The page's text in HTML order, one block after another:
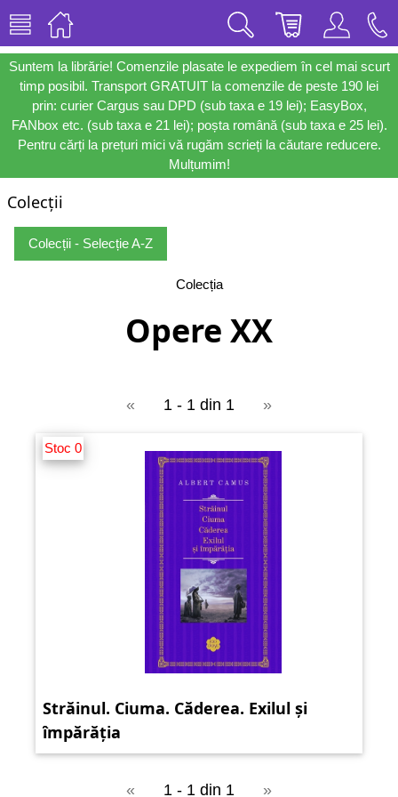
Suntem la librărie! Comenzile plasate le expediem în cel mai scurt
timp posibil. Transport GRATUIT la comenzile de peste 190 lei
prin: curier Cargus sau DPD (sub taxa e 19 lei); EasyBox,
FANbox etc. (sub taxa e 21 lei); poșta română (sub taxa e 25 lei).
Pentru cărți la prețuri mici vă rugăm scrieți la căutare reducere.
Mulțumim!
Colecții
Colecții - Selecție A-Z
Colecția
Opere XX
« 1 - 1 din 1 »
Stoc 0
Străinul. Ciuma. Căderea. Exilul și
împărăția
« 1 - 1 din 1 »